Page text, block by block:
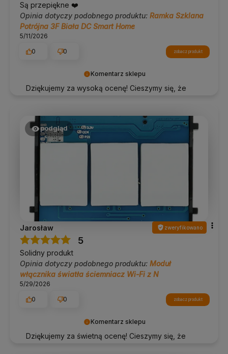
Komentarz sklepu
Dziękujemy za wysoką ocenę! Cieszymy się, że
Są przepiękne ❤️
Opinia dotyczy podobnego produktu: Ramka Szklana
Potrójna 3F Biała DC Smart Home
5/11/2026
0
0 zobacz produkt
Komentarz sklepu
Dziękujemy za świetną ocenę! Cieszymy się, że
podgląd
Jarosław zweryfikowano
5
Solidny produkt
Opinia dotyczy podobnego produktu: Moduł
włącznika światła ściemniacz Wi-Fi z N
5/29/2026
0
0 zobacz produkt